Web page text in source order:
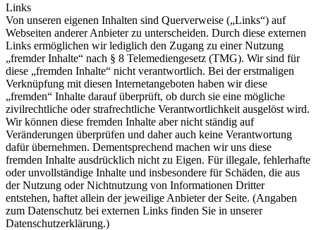
Links
Von unseren eigenen Inhalten sind Querverweise („Links“) auf
Webseiten anderer Anbieter zu unterscheiden. Durch diese externen
Links ermöglichen wir lediglich den Zugang zu einer Nutzung
„fremder Inhalte“ nach § 8 Telemediengesetz (TMG). Wir sind für
diese „fremden Inhalte“ nicht verantwortlich. Bei der erstmaligen
Verknüpfung mit diesen Internetangeboten haben wir diese
„fremden“ Inhalte darauf überprüft, ob durch sie eine mögliche
zivilrechtliche oder strafrechtliche Verantwortlichkeit ausgelöst wird.
Wir können diese fremden Inhalte aber nicht ständig auf
Veränderungen überprüfen und daher auch keine Verantwortung
dafür übernehmen. Dementsprechend machen wir uns diese
fremden Inhalte ausdrücklich nicht zu Eigen. Für illegale, fehlerhafte
oder unvollständige Inhalte und insbesondere für Schäden, die aus
der Nutzung oder Nichtnutzung von Informationen Dritter
entstehen, haftet allein der jeweilige Anbieter der Seite. (Angaben
zum Datenschutz bei externen Links finden Sie in unserer
Datenschutzerklärung.)